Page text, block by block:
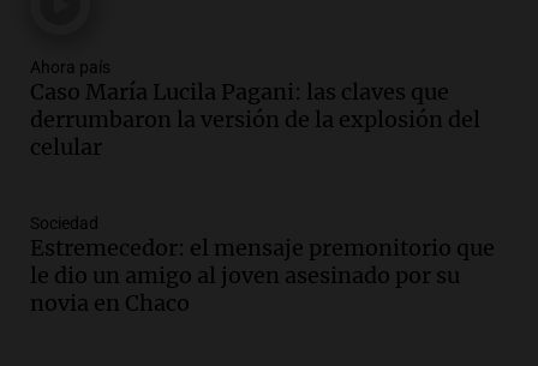
ayuda por problemas de fertilidad y la
ostentación de millonarios
Amamos Argentina
Episodios
avanza con testimonios clave sobre el
accidente en Villa Dolores
Panorama Federal
Episodios
Ahora país
Caso María Lucila Pagani: las claves que
derrumbaron la versión de la explosión del
celular
Sociedad
Estremecedor: el mensaje premonitorio que
le dio un amigo al joven asesinado por su
novia en Chaco